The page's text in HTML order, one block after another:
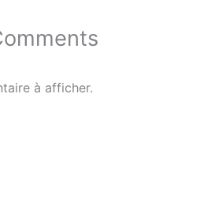
à afficher.